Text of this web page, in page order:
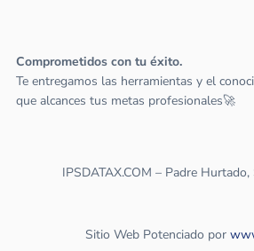
Comprometidos con tu éxito.
Te entregamos las herramientas y el
que alcances tus metas profesionales🚀
IPSDATAX.COM – Padre
Sitio Web Potenciado por